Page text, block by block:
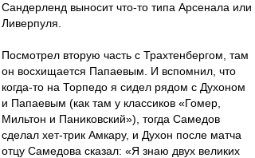
Сандерленд выносит что-то типа Арсенала или
Ливерпуля.
Посмотрел вторую часть с Трахтенбергом, там
он восхищается Папаевым. И вспомнил, что
когда-то на Торпедо я сидел рядом с Духоном
и Папаевым (как там у классиков «Гомер,
Мильтон и Паниковский»), тогда Самедов
сделал хет-трик Амкару, и Духон после матча
отцу Самедова сказал: «Я знаю двух великих